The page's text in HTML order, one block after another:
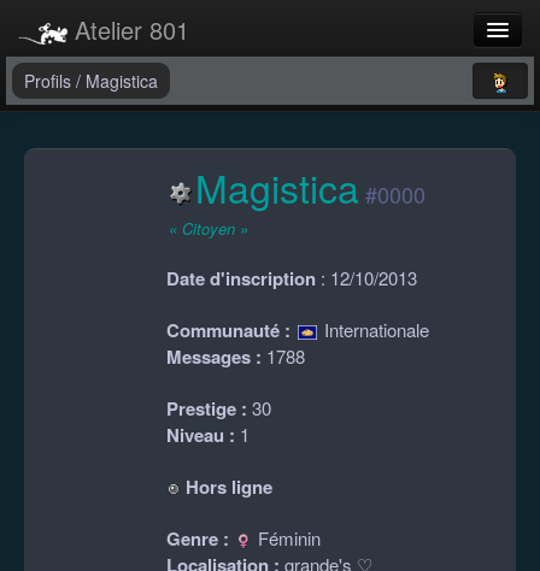
Atelier 801
Forums
Profils / Magistica
Magistica #0000
« Citoyen »
Date d'inscription : 12/10/2013
Communauté : Internationale
Messages : 1788
Prestige : 30
Niveau : 1
Hors ligne
Genre :
Féminin
Localisation : grande's ♡